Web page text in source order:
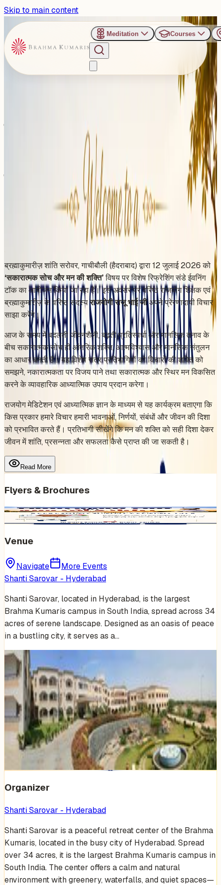
Skip to main content
Meditation Courses
ब्रह्माकुमारीज़ शांति सरोवर हैदराबाद में
‘सकारात्मक सोच और मन की शक्ति’ पर
होगा विशेष कार्यक्रम
Sunday, July 12, 2026
ब्रह्माकुमारीज़ शांति सरोवर, गाचीबौली (हैदराबाद) द्वारा 12 जुलाई 2026 को
‘सकारात्मक सोच और मन की शक्ति’विषय पर विशेष रिफ्रेशिंग संडे ईवनिंग
टॉक का आयोजन किया जा रहा है। इस अवसर पर वरिष्ठ राजयोग शिक्षक एवं
ब्रह्माकुमारीज़ के वरिष्ठ सदस्यराजयोगी राजू भाई जीअपने प्रेरणादायी विचार
साझा करेंगे।
आज के समय में बदलती जीवनशैली, बढ़ती प्रतिस्पर्धा और मानसिक तनाव के
बीच सकारात्मक सोच ही आंतरिक शक्ति, आत्मविश्वास और मानसिक संतुलन
का आधार बनती है। यह विशेष सत्र प्रतिभागियों को विचारों की शक्ति को
समझने, नकारात्मकता पर विजय पाने तथा सकारात्मक और स्थिर मन विकसित
करने के व्यावहारिक आध्यात्मिक उपाय प्रदान करेगा।
राजयोग मेडिटेशन एवं आध्यात्मिक ज्ञान के माध्यम से यह कार्यक्रम बताएगा कि
किस प्रकार हमारे विचार हमारी भावनाओं, निर्णयों, संबंधों और जीवन की दिशा
को प्रभावित करते हैं। प्रतिभागी सीखेंगे कि मन की शक्ति को सही दिशा देकर
जीवन में शांति, प्रसन्नता और सफलता कैसे प्राप्त की जा सकती है।
Read More
Flyers & Brochures
Venue
Navigate
More Events
Shanti Sarovar - Hyderabad
Shanti Sarovar, located in Hyderabad, is the largest
Brahma Kumaris campus in South India, spread across 34
acres of serene landscape. Designed as an oasis of peace
in a bustling city, it serves as a…
Venue Photos 19
+ 13
Organizer
Shanti Sarovar - Hyderabad
Shanti Sarovar is a peaceful retreat center of the Brahma
Kumaris, located in the busy city of Hyderabad. Spread
over 34 acres, it is the largest Brahma Kumaris campus in
South India. The center offers a calm and natural
environment with greenery, waterfalls, and quiet spaces—